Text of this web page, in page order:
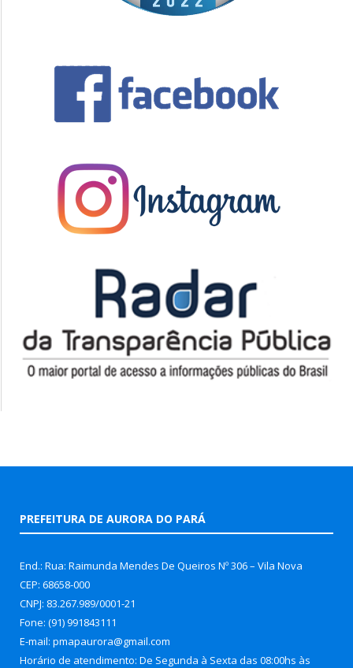
PREFEITURA DE AURORA DO PARÁ
End.: Rua: Raimunda Mendes De Queiros Nº 306 – Vila Nova
CEP: 68658-000
CNPJ: 83.267.989/0001-21
Fone: (91) 991843111
E-mail: pmapaurora@gmail.com
Horário de atendimento: De Segunda à Sexta das 08:00hs às